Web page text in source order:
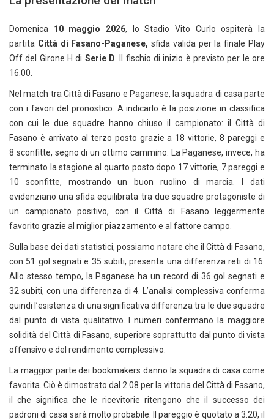
Domenica 10 maggio 2026, lo Stadio Vito Curlo ospiterà la
partita Città di Fasano-Paganese, sfida valida per la finale Play
Off del Girone H di Serie D . Il fischio di inizio è previsto per le ore
16.00.
Nel match tra Città di Fasano e Paganese, la squadra di casa parte
con i favori del pronostico. A indicarlo è la posizione in classifica
con cui le due squadre hanno chiuso il campionato: il Città di
Fasano è arrivato al terzo posto grazie a 18 vittorie, 8 pareggi e
8 sconfitte, segno di un ottimo cammino. La Paganese, invece, ha
terminato la stagione al quarto posto dopo 17 vittorie, 7 pareggi e
10 sconfitte, mostrando un buon ruolino di marcia. I dati
evidenziano una sfida equilibrata tra due squadre protagoniste di
un campionato positivo, con il Città di Fasano leggermente
favorito grazie al miglior piazzamento e al fattore campo.
Sulla base dei dati statistici, possiamo notare che il Città di Fasano,
con 51 gol segnati e 35 subiti, presenta una differenza reti di 16.
Allo stesso tempo, la Paganese ha un record di 36 gol segnati e
32 subiti, con una differenza di 4. L’analisi complessiva conferma
quindi l’esistenza di una significativa differenza tra le due squadre
dal punto di vista qualitativo. I numeri confermano la maggiore
solidità del Città di Fasano, superiore soprattutto dal punto di vista
offensivo e del rendimento complessivo.
La maggior parte dei bookmakers danno la squadra di casa come
favorita. Ciò è dimostrato dal 2.08 per la vittoria del Città di Fasano,
il che significa che le ricevitorie ritengono che il successo dei
padroni di casa sarà molto probabile. Il pareggio è quotato a 3.20, il